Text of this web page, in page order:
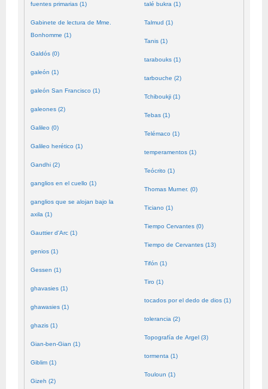
fuentes primarias (1)
Gabinete de lectura de Mme.
Bonhomme (1)
Galdós (0)
galeón (1)
galeón San Francisco (1)
galeones (2)
Galileo (0)
Galileo herético (1)
Gandhi (2)
ganglios en el cuello (1)
ganglios que se alojan bajo la
axila (1)
Gauttier d'Arc (1)
genios (1)
Gessen (1)
ghavasies (1)
ghawasies (1)
ghazis (1)
Gian-ben-Gian (1)
Giblim (1)
Gizeh (2)
talé bukra (1)
Talmud (1)
Tanis (1)
tarabouks (1)
tarbouche (2)
Tchiboukji (1)
Tebas (1)
Telémaco (1)
temperamentos (1)
Teócrito (1)
Thomas Murner. (0)
Ticiano (1)
Tiempo Cervantes (0)
Tiempo de Cervantes (13)
Tifón (1)
Tiro (1)
tocados por el dedo de dios (1)
tolerancia (2)
Topografía de Argel (3)
tormenta (1)
Touloun (1)